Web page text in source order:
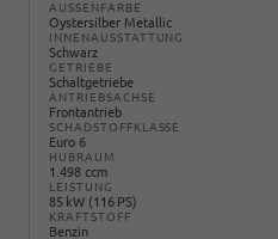
AUSSENFARBE
Oystersilber Metallic
INNENAUSSTATTUNG
Schwarz
GETRIEBE
Schaltgetriebe
ANTRIEBSACHSE
Frontantrieb
SCHADSTOFFKLASSE
Euro 6
HUBRAUM
1.498 ccm
LEISTUNG
85 kW (116 PS)
KRAFTSTOFF
Benzin